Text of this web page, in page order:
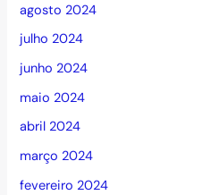
agosto 2024
julho 2024
junho 2024
maio 2024
abril 2024
março 2024
fevereiro 2024